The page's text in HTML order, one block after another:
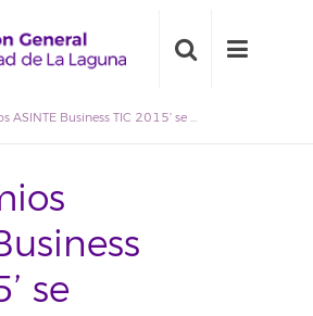
Los ‘Premios ASINTE Business TIC 2015’ se entregarán el 11 de junio
se